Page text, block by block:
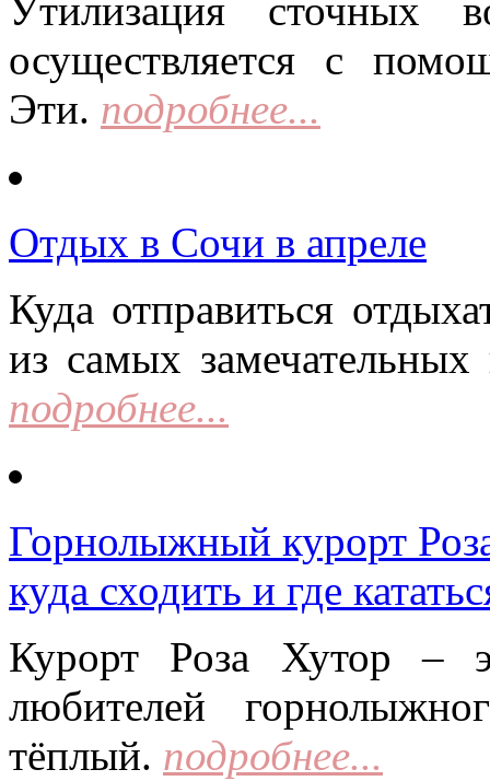
Утилизация сточных
осуществляется с
Эти. подробнее...
Отдых в Сочи в апреле
Куда отправиться
из самых замечательных
подробнее...
Горнолыжный курорт
куда сходить и где
Курорт Роза Хутор –
любителей
тёплый. подробнее...